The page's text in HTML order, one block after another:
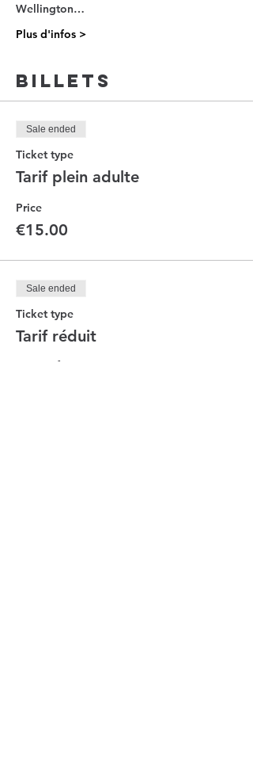
Wellington…
Plus d'infos >
Billets
Sale ended
Ticket type
Tarif plein adulte
Price
€15.00
Sale ended
Ticket type
Tarif réduit
More info